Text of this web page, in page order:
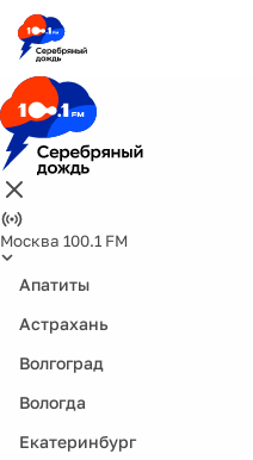
Москва 100.1 FM
Апатиты
Астрахань
Волгоград
Вологда
Екатеринбург